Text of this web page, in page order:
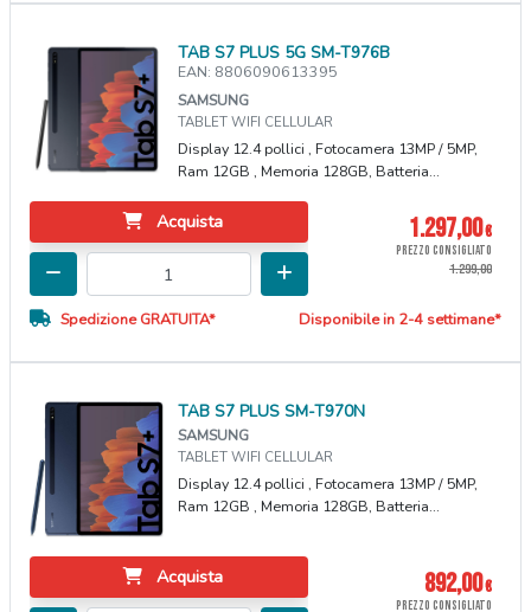
TAB S7 PLUS 5G SM-T976B
EAN: 8806090613395
SAMSUNG
TABLET WIFI CELLULAR
Display 12.4 pollici , Fotocamera 13MP / 5MP,
Ram 12GB , Memoria 128GB, Batteria...
Acquista 1.297,00€
PREZZO CONSIGLIATO
1.299,00
Spedizione GRATUITA* Disponibile in 2-4 settimane*
TAB S7 PLUS SM-T970N
SAMSUNG
TABLET WIFI CELLULAR
Display 12.4 pollici , Fotocamera 13MP / 5MP,
Ram 12GB , Memoria 128GB, Batteria...
Acquista 892,00€
PREZZO CONSIGLIATO